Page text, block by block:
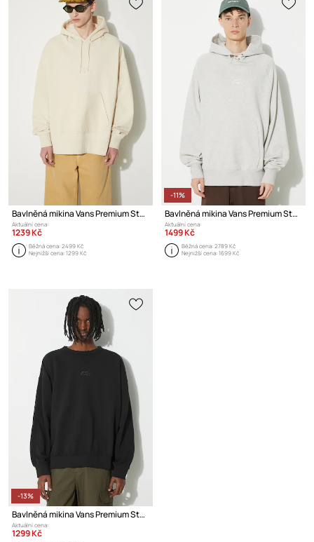
Bavlněná mikina Vans Premium Standards Baggy Fleece Po LX
Aktuální cena:
1239 Kč
Běžná cena:2499 Kč
Nejnižší cena:1299 Kč
-11%
Bavlněná mikina Vans Premium Standards Hoodie Fleece LX
Aktuální cena:
1499 Kč
Běžná cena:2789 Kč
Nejnižší cena:1699 Kč
-13%
Bavlněná mikina Vans Premium Standards Crew Fleece LX
Aktuální cena:
1299 Kč